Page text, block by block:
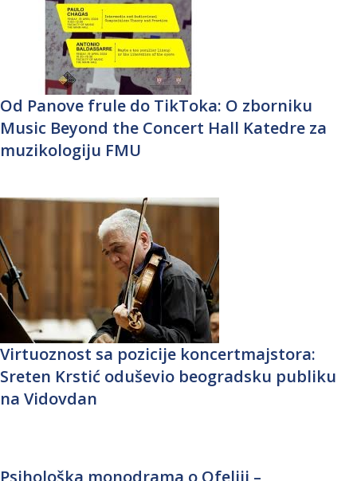
Od Panove frule do TikToka: O zborniku
Music Beyond the Concert Hall Katedre za
muzikologiju FMU
Virtuoznost sa pozicije koncertmajstora:
Sreten Krstić oduševio beogradsku publiku
na Vidovdan
Psihološka monodrama o Ofeliji –